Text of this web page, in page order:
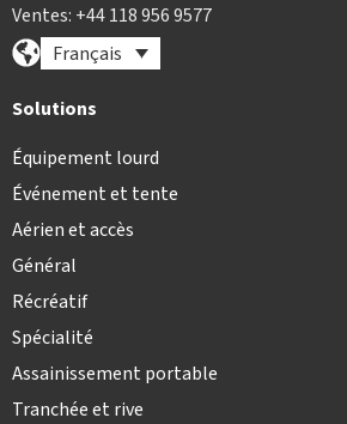
Ventes: +44 118 956 9577
Français
Solutions
Équipement lourd
Événement et tente
Aérien et accès
Général
Récréatif
Spécialité
Assainissement portable
Tranchée et rive